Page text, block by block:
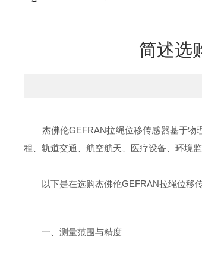
简述选
杰佛伦GEFRAN拉绳位移传感器基于物理
程、轨道交通、航空航天、医疗设备、环境
以下是在选购杰佛伦GEFRAN拉绳位移传
一、测量范围与精度